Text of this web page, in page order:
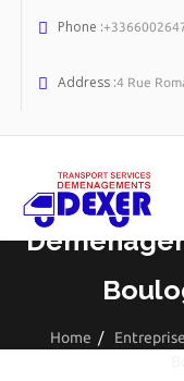
Phone :
Address :4 Rue
Home /